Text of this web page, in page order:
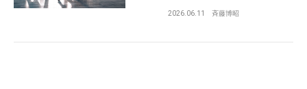
2026.06.11 斉藤博昭